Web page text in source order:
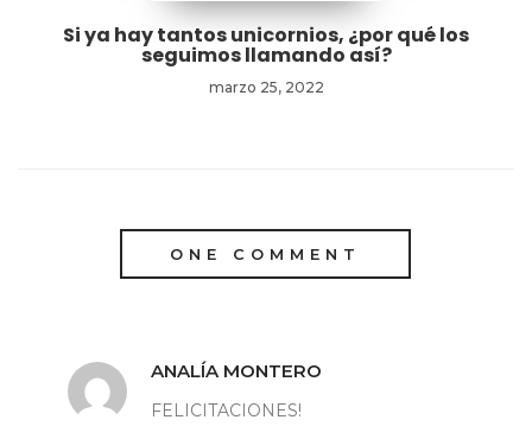
Si ya hay tantos unicornios, ¿por qué los
seguimos llamando así?
marzo 25, 2022
ONE COMMENT
ANALÍA MONTERO
FELICITACIONES!